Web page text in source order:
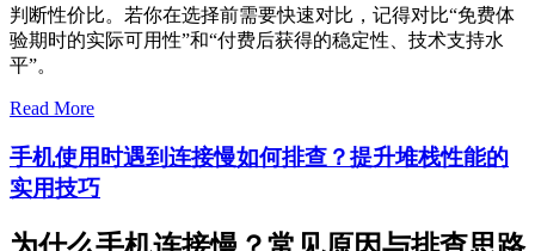
判断性价比。若你在选择前需要快速对比，记得对比“免费体
验期时的实际可用性”和“付费后获得的稳定性、技术支持水
平”。
Read More
手机使用时遇到连接慢如何排查？提升堆栈性能的
实用技巧